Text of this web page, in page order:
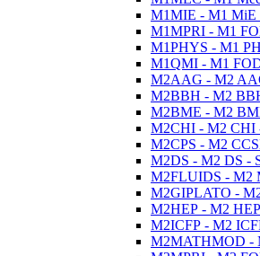
M1MIE - M1 MiE
M1MPRI - M1
M1PHYS - M1
M1QMI - M1
M2AAG - M2
M2BBH - M2
M2BME - M2
M2CHI - M2 CHI
M2CPS - M2
M2DS - M2 DS -
M2FLUIDS - M2
M2GIPLATO - M2
M2HEP - M2 HEP
M2ICFP - M2
M2MATHMOD -